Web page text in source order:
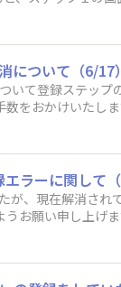
番最初の画面に戻
について（6/17）
て登録ステップ
をおかけいたし
を確認されてい
途中でeBayの
映されない場合
更されたい方：
必要です。
修正が反映され
左上にある
Type」の「Edit
に登録が完
のページ（
ラーに関して（
、現在解消され
うお願い申し上
大変お手数です
、Managed
る場合→順番を